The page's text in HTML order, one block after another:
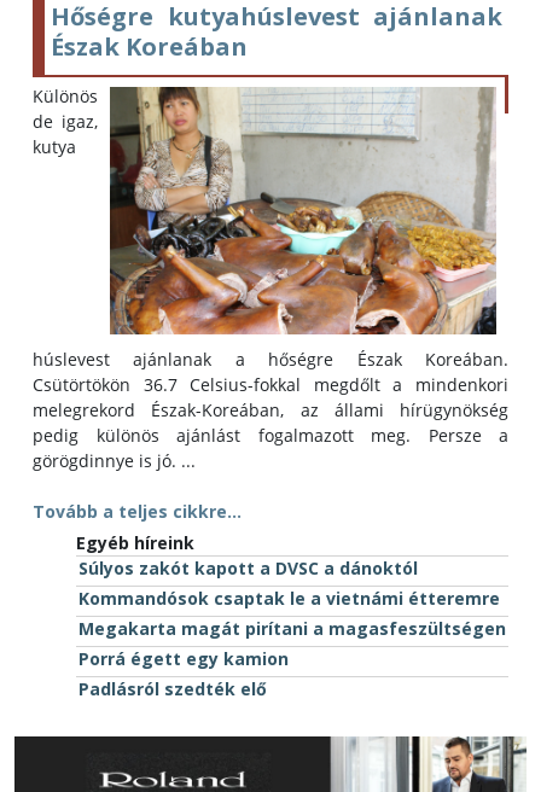
Hőségre kutyahúslevest ajánlanak
Észak Koreában
Különös
de igaz,
kutya
húslevest ajánlanak a hőségre Észak Koreában.
Csütörtökön 36.7 Celsius-fokkal megdőlt a mindenkori
melegrekord Észak-Koreában, az állami hírügynökség
pedig különös ajánlást fogalmazott meg. Persze a
görögdinnye is jó. ...
Tovább a teljes cikkre...
Egyéb híreink
Súlyos zakót kapott a DVSC a dánoktól
Kommandósok csaptak le a vietnámi étteremre
Megakarta magát pirítani a magasfeszültségen
Porrá égett egy kamion
Padlásról szedték elő